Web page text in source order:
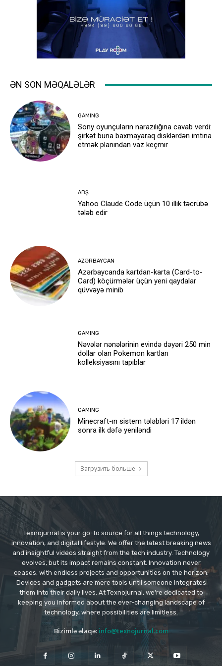
ƏN SON MƏQALƏLƏR
GAMING
Sony oyunçuların narazılığına cavab verdi:
şirkət buna baxmayaraq disklərdən imtina
etmək planından vaz keçmir
ABŞ
Yahoo Claude Code üçün 10 illik təcrübə
tələb edir
AZƏRBAYCAN
Azərbaycanda kartdan-karta (Card-to-
Card) köçürmələr üçün yeni qaydalar
qüvvəyə minib
GAMING
Nəvələr nənələrinin evində dəyəri 250 min
dollar olan Pokemon kartları
kolleksiyasını tapıblar
GAMING
Minecraft-ın sistem tələbləri 17 ildən
sonra ilk dəfə yeniləndi
Загрузить больше
Texnojurnal is your go-to source for all things technology,
innovation, and digital lifestyle. We offer the latest breaking news
and insightful videos straight from the tech industry. Technology
evolves, but its impact remains constant. Innovation never
ceases, with endless projects and opportunities on the horizon.
Devices and gadgets are mere tools until someone integrates
them into their daily lives. At Texnojurnal, we're dedicated to
keeping you informed about the ever-changing landscape of
technology, where possibilities are limitless.
Bizimlə əlaqə: info@texnojurnal.com